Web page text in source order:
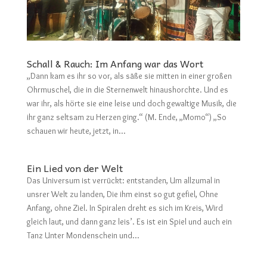
Schall & Rauch: Im Anfang war das Wort
„Dann kam es ihr so vor, als säße sie mitten in einer großen
Ohrmuschel, die in die Sternenwelt hinaushorchte. Und es
war ihr, als hörte sie eine leise und doch gewaltige Musik, die
ihr ganz seltsam zu Herzen ging.“ (M. Ende, „Momo“) „So
schauen wir heute, jetzt, in...
Ein Lied von der Welt
Das Universum ist verrückt: entstanden, Um allzumal in
unsrer Welt zu landen, Die ihm einst so gut gefiel, Ohne
Anfang, ohne Ziel. In Spiralen dreht es sich im Kreis, Wird
gleich laut, und dann ganz leis’. Es ist ein Spiel und auch ein
Tanz Unter Mondenschein und...